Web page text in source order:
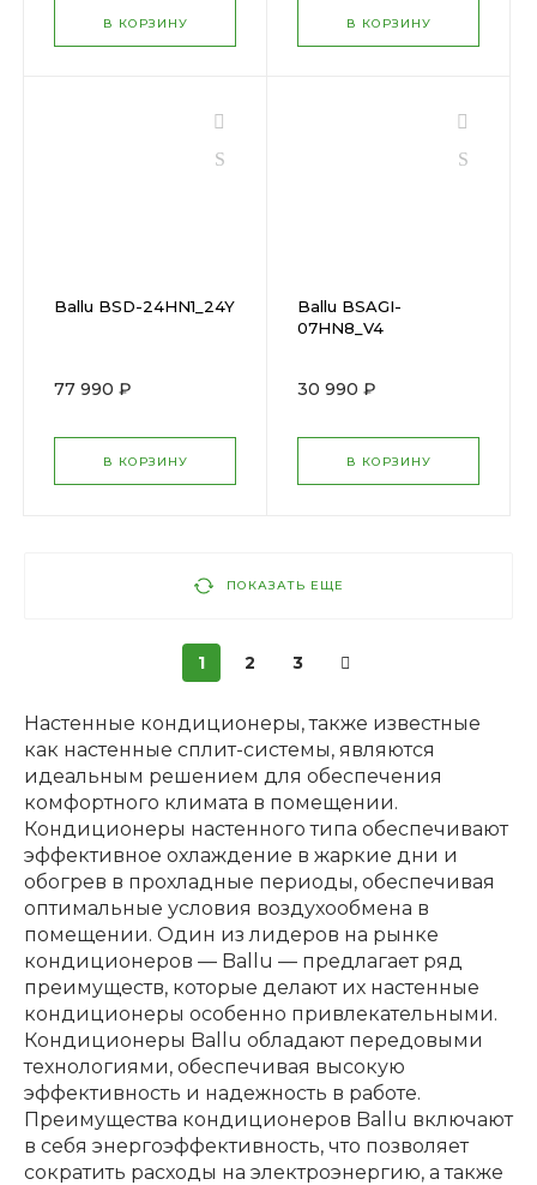
В КОРЗИНУ В КОРЗИНУ
Ballu BSD-24HN1_24Y
77 990 ₽
В КОРЗИНУ
Ballu BSAGI-
07HN8_V4
30 990 ₽
В КОРЗИНУ
ПОКАЗАТЬ ЕЩЕ
1 2 3
Настенные кондиционеры, также известные
как настенные сплит-системы, являются
идеальным решением для обеспечения
комфортного климата в помещении.
Кондиционеры настенного типа обеспечивают
эффективное охлаждение в жаркие дни и
обогрев в прохладные периоды, обеспечивая
оптимальные условия воздухообмена в
помещении. Один из лидеров на рынке
кондиционеров — Ballu — предлагает ряд
преимуществ, которые делают их настенные
кондиционеры особенно привлекательными.
Кондиционеры Ballu обладают передовыми
технологиями, обеспечивая высокую
эффективность и надежность в работе.
Преимущества кондиционеров Ballu включают
в себя энергоэффективность, что позволяет
сократить расходы на электроэнергию, а также